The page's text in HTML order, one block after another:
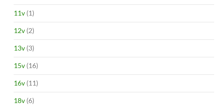
11v (1)
12v (2)
13v (3)
15v (16)
16v (11)
18v (6)